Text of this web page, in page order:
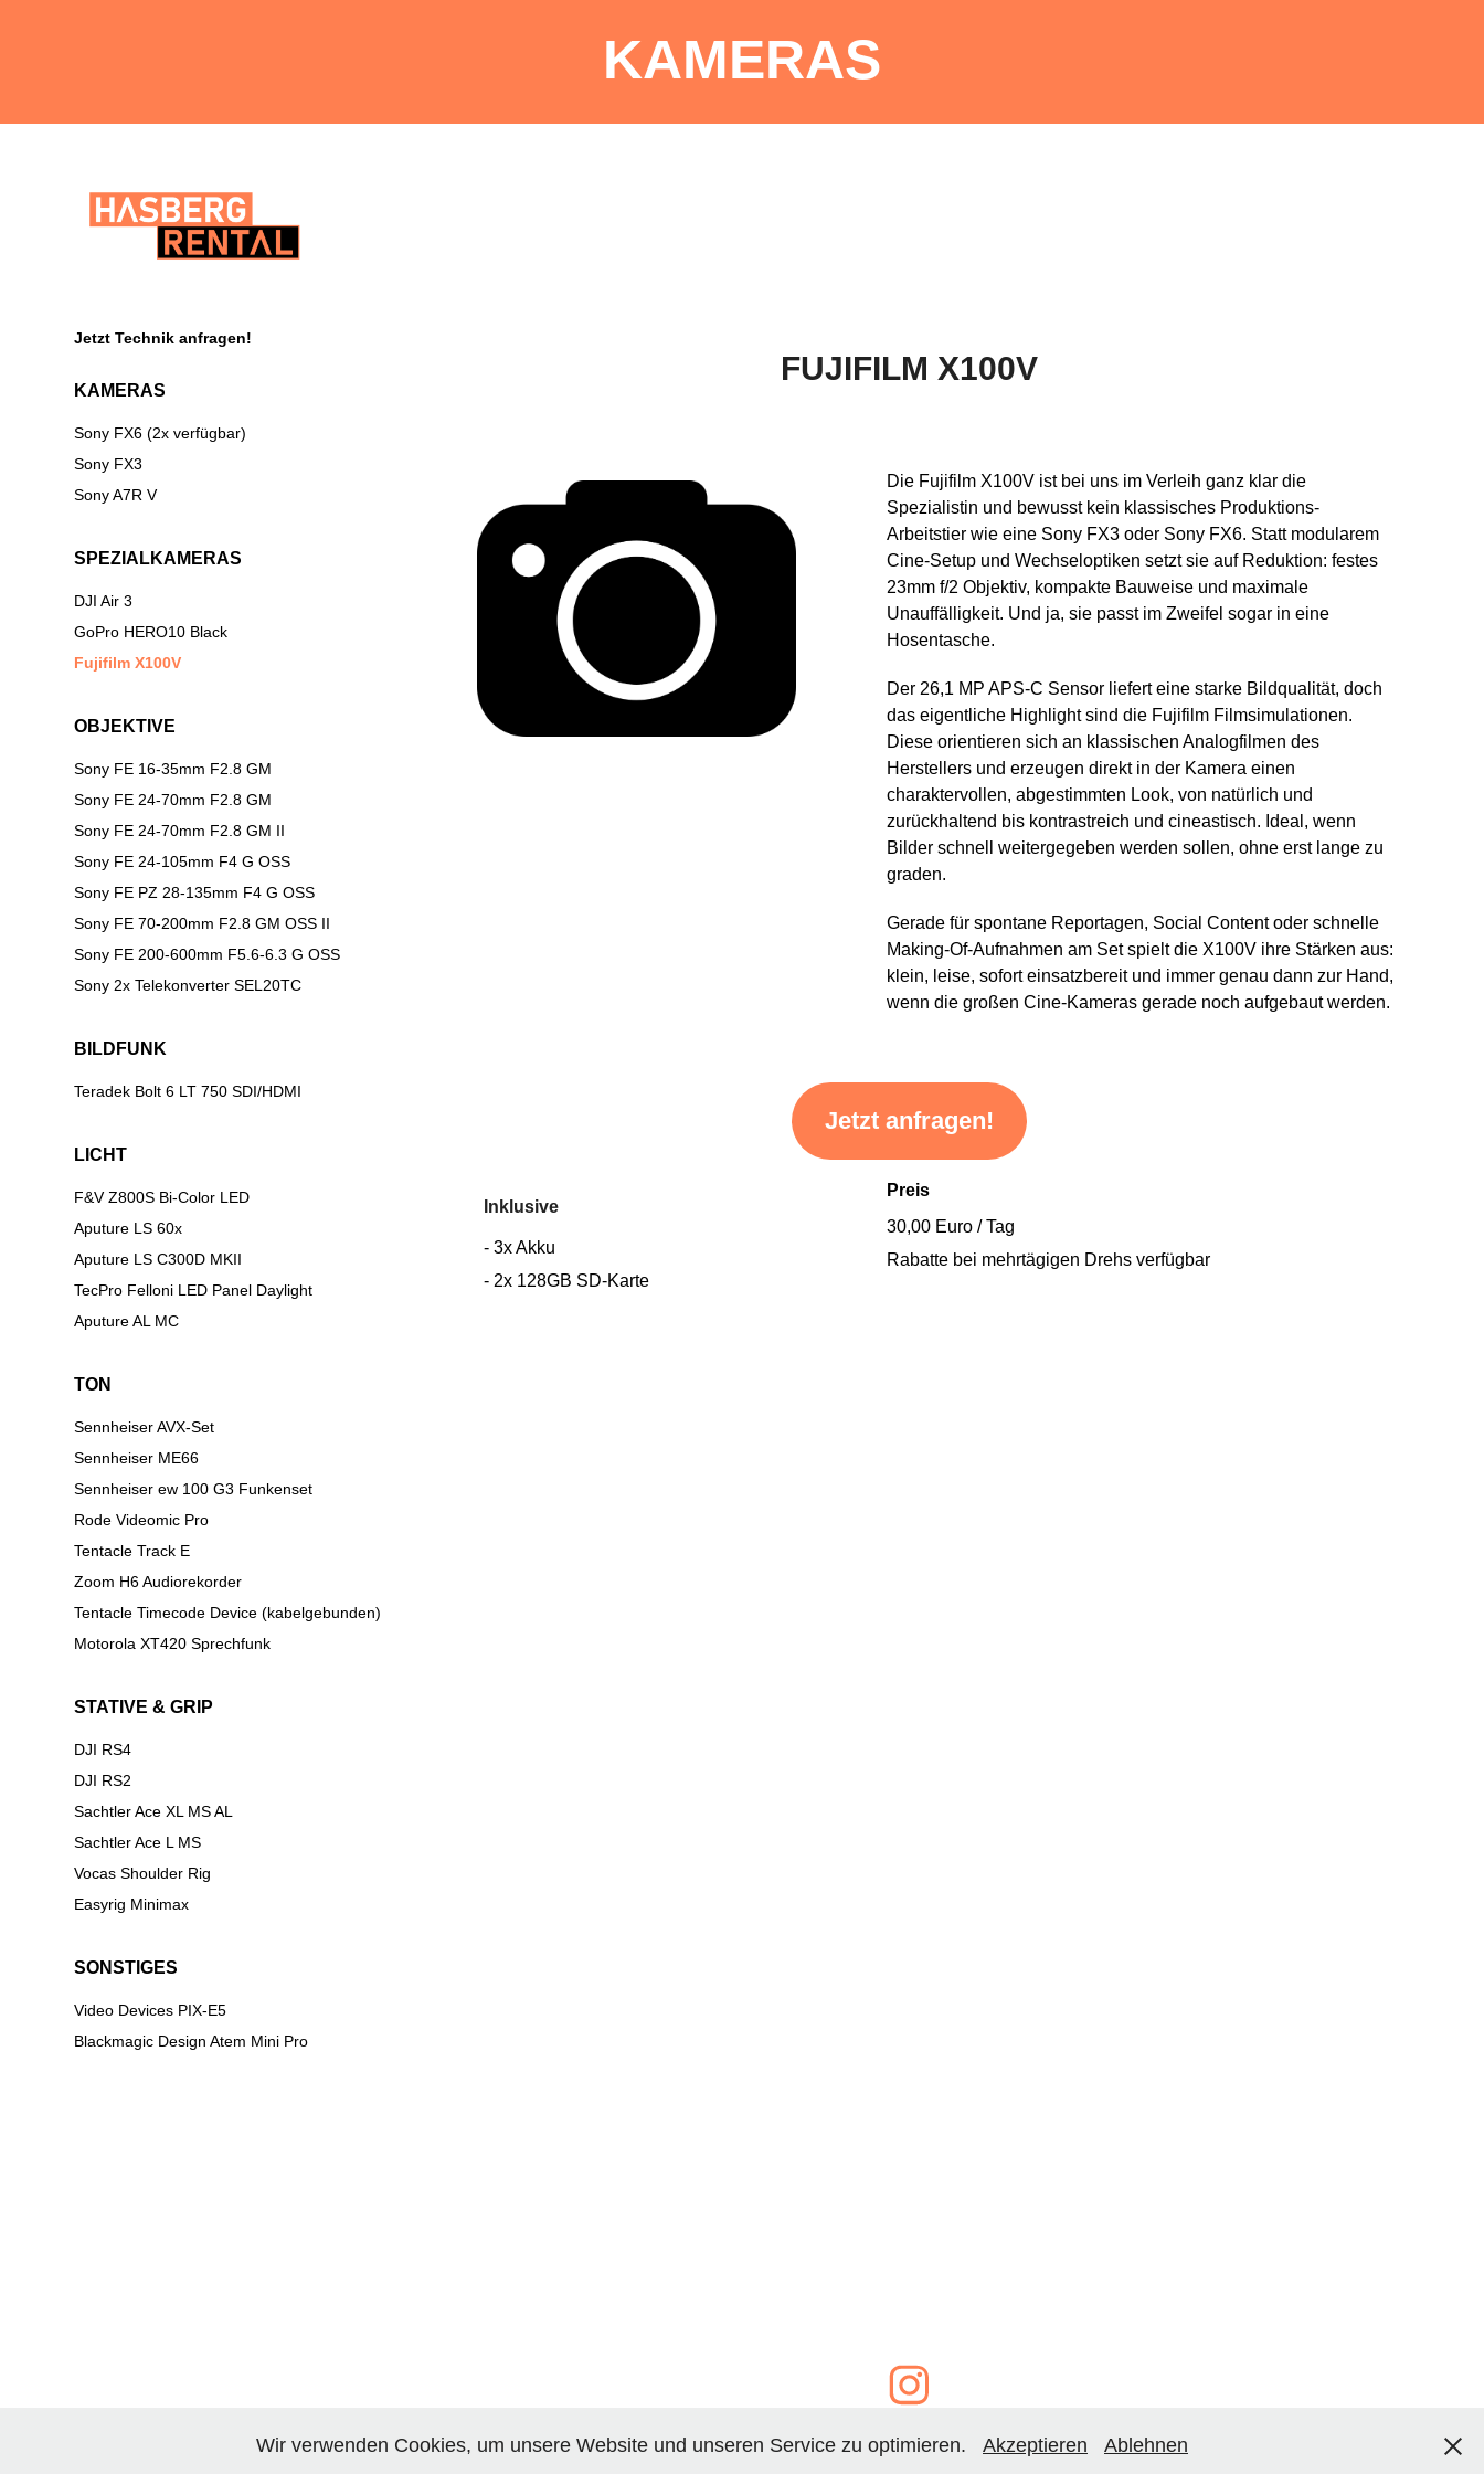
KAMERAS
Jetzt Technik anfragen!
KAMERAS
Sony FX6 (2x verfügbar)
Sony FX3
Sony A7R V
SPEZIALKAMERAS
DJI Air 3
GoPro HERO10 Black
Fujifilm X100V
OBJEKTIVE
Sony FE 16-35mm F2.8 GM
Sony FE 24-70mm F2.8 GM
Sony FE 24-70mm F2.8 GM II
Sony FE 24-105mm F4 G OSS
Sony FE PZ 28-135mm F4 G OSS
Sony FE 70-200mm F2.8 GM OSS II
Sony FE 200-600mm F5.6-6.3 G OSS
Sony 2x Telekonverter SEL20TC
BILDFUNK
Teradek Bolt 6 LT 750 SDI/HDMI
LICHT
F&V Z800S Bi-Color LED
Aputure LS 60x
Aputure LS C300D MKII
TecPro Felloni LED Panel Daylight
Aputure AL MC
TON
Sennheiser AVX-Set
Sennheiser ME66
Sennheiser ew 100 G3 Funkenset
Rode Videomic Pro
Tentacle Track E
Zoom H6 Audiorekorder
Tentacle Timecode Device (kabelgebunden)
Motorola XT420 Sprechfunk
STATIVE & GRIP
DJI RS4
DJI RS2
Sachtler Ace XL MS AL
Sachtler Ace L MS
Vocas Shoulder Rig
Easyrig Minimax
SONSTIGES
Video Devices PIX-E5
Blackmagic Design Atem Mini Pro
FUJIFILM X100V
Die Fujifilm X100V ist bei uns im Verleih ganz klar die
Spezialistin und bewusst kein klassisches Produktions-
Arbeitstier wie eine Sony FX3 oder Sony FX6. Statt modularem
Cine-Setup und Wechseloptiken setzt sie auf Reduktion: festes
23mm f/2 Objektiv, kompakte Bauweise und maximale
Unauffälligkeit. Und ja, sie passt im Zweifel sogar in eine
Hosentasche.
Der 26,1 MP APS-C Sensor liefert eine starke Bildqualität, doch
das eigentliche Highlight sind die Fujifilm Filmsimulationen.
Diese orientieren sich an klassischen Analogfilmen des
Herstellers und erzeugen direkt in der Kamera einen
charaktervollen, abgestimmten Look, von natürlich und
zurückhaltend bis kontrastreich und cineastisch. Ideal, wenn
Bilder schnell weitergegeben werden sollen, ohne erst lange zu
graden.
Gerade für spontane Reportagen, Social Content oder schnelle
Making-Of-Aufnahmen am Set spielt die X100V ihre Stärken aus:
klein, leise, sofort einsatzbereit und immer genau dann zur Hand,
wenn die großen Cine-Kameras gerade noch aufgebaut werden.
Jetzt anfragen!
Inklusive
- 3x Akku
- 2x 128GB SD-Karte
Preis
30,00 Euro / Tag
Rabatte bei mehrtägigen Drehs verfügbar
Impressum Datenschutz।FAQ
Wir verwenden Cookies, um unsere Website und unseren Service zu optimieren. Akzeptieren Ablehnen